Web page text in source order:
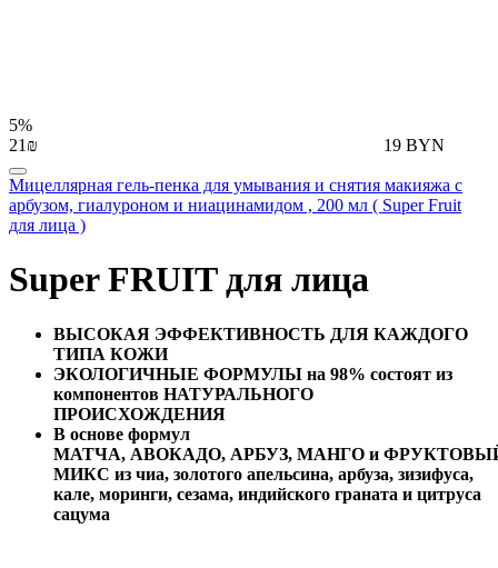
5%
21₪
19 BYN
Мицеллярная гель-пенка для умывания и снятия макияжа с
арбузом, гиалуроном и ниацинамидом , 200 мл ( Super Fruit
для лица )
Super FRUIT для лица
ВЫСОКАЯ ЭФФЕКТИВНОСТЬ ДЛЯ КАЖДОГО
ТИПА КОЖИ
ЭКОЛОГИЧНЫЕ ФОРМУЛЫ на 98% состоят из
компонентов НАТУРАЛЬНОГО
ПРОИСХОЖДЕНИЯ
В основе формул
МАТЧА, АВОКАДО, АРБУЗ, МАНГО и
МИКС из чиа, золотого апельсина, арбуза, зизифуса,
кале, моринги, сезама, индийского граната и цитруса
сацума